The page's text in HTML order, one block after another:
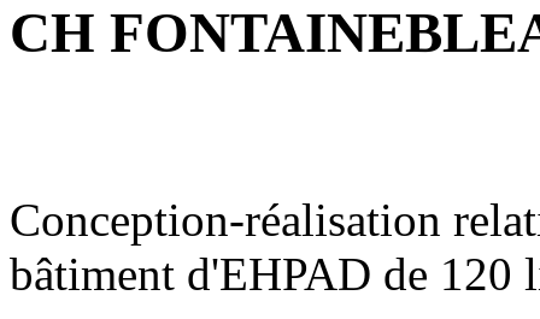
CH
Conception-réalisation
bâtiment d'EHPAD de 120